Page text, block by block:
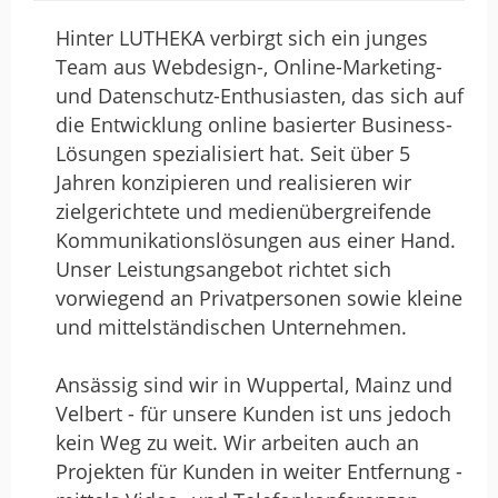
Sehr kompetent und
zuverlässig
von Hönmann-Broll · WSDL-
Dienstleistungsunternehmen · 2 bis 10 Mitarbeiter · 21.
Januar 2025
Bewertung
⭐️⭐️⭐️⭐️⭐️ (5/5)
Ich hatte das Vergnügen, mit
„Lutheka“zusammenzuarbeiten, und ich
ersten Kontaktaufnahme bis zur finalen
Umsetzung meines Projekts war das
Team äußerst professionell und
engagiert.
Die kreativen Ideen, die sie für meine
Hinter LUTHEKA verbirgt sich ein junges
Team aus Webdesign-, Online-Marketing-
und Datenschutz-Enthusiasten, das sich auf
die Entwicklung online basierter Business-
Lösungen spezialisiert hat. Seit über 5
Jahren konzipieren und realisieren wir
zielgerichtete und medienübergreifende
Kommunikationslösungen aus einer Hand.
Unser Leistungsangebot richtet sich
vorwiegend an Privatpersonen sowie kleine
und mittelständischen Unternehmen.
Ansässig sind wir in Wuppertal, Mainz und
Velbert - für unsere Kunden ist uns jedoch
kein Weg zu weit. Wir arbeiten auch an
Projekten für Kunden in weiter Entfernung -